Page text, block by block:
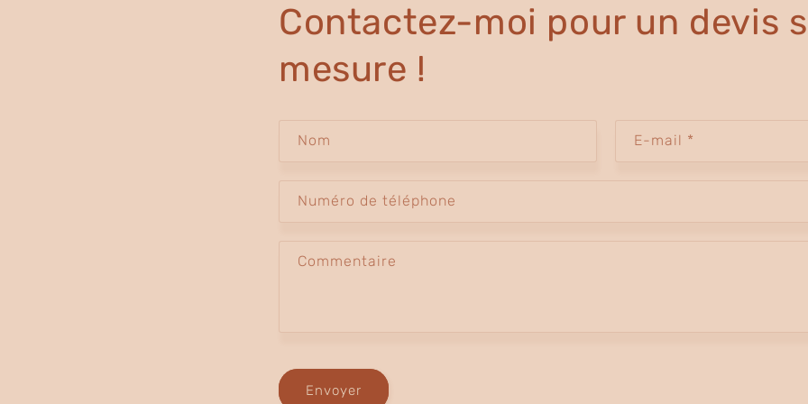
Contactez-moi pour un devis
mesure !
Nom E-mail *
Numéro de téléphone
Commentaire
Envoyer